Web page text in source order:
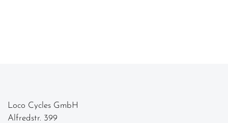
Loco Cycles GmbH
Alfredstr. 399